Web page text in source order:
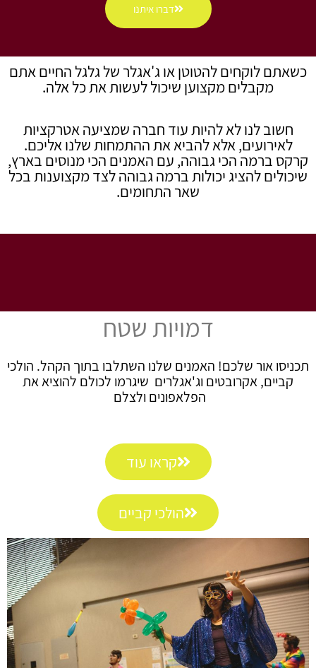
דברו איתנו
כשאתם לוקחים להטוטן או ג'אגלר של גלגל החיים אתם
מקבלים מקצוען שיכול לעשות את כל אלה.
חשוב לנו לא להיות עוד חברה שמציעה אטרקציות
לאירועים, אלא להביא את ההתמחות שלנו אליכם.
קרקס ברמה הכי גבוהה, עם האמנים הכי מנוסים בארץ,
שיכולים להציג יכולות ברמה גבוהה לצד מקצוענות בכל
שאר התחומים.
דמויות שטח
תכניסו אור שלכם! האמנים שלנו השתלבו בתוך הקהל. הולכי
קביים, אקרובטים וג'אגלרים שיגרמו לכולם להוציא את
הפלאפונים ולצלם
קראו עוד
הולכי קביים